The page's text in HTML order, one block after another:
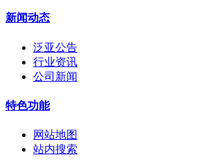
新闻动态
泛亚公告
行业资讯
公司新闻
特色功能
网站地图
站内搜索